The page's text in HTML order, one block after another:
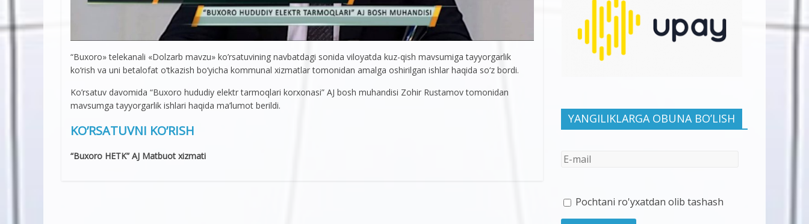
“Buxoro» telekanali «Dolzarb mavzu» ko’rsatuvining navbatdagi sonida viloyatda kuz-qish mavsumiga tayyorgarlik
ko‘rish va uni betalofat o‘tkazish bo‘yicha kommunal xizmatlar tomonidan amalga oshirilgan ishlar haqida so‘z bordi.
Ko’rsatuv davomida “Buxoro hududiy elektr tarmoqlari korxonasi” AJ bosh muhandisi Zohir Rustamov tomonidan
mavsumga tayyorgarlik ishlari haqida ma’lumot berildi.
KO’RSATUVNI KO’RISH
“Buxoro HETK” AJ Matbuot xizmati
YANGILIKLARGA OBUNA BO’LISH
Pochtani ro'yxatdan olib tashash